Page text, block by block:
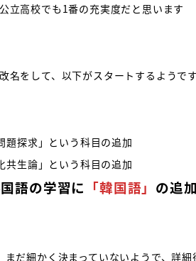
立高校でも1番の充実度だと思います
名をして、以下がスタートするようです
題探求」という科目の追加
共生論」という科目の追加
語の学習に 「韓国語」 の追加
まだ細かく決まっていないようで、詳